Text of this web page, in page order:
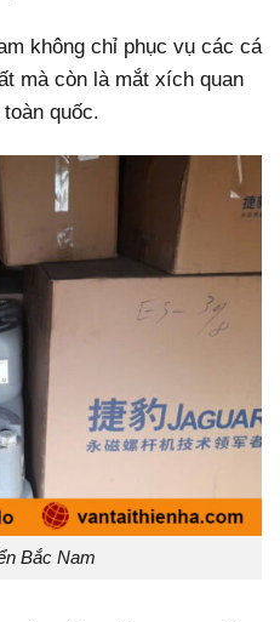
không chỉ phục vụ các cá
mà còn là mắt xích quan
quốc.
Bắc Nam